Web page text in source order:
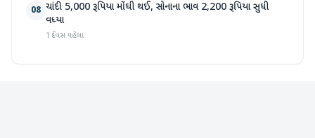
08 ચાંદી 5,000 રૂપિયા મોંઘી થઈ, સોનાના ભાવ 2,200 રૂપિયા સુધી
વધ્યા
1 દિવસ પહેલા